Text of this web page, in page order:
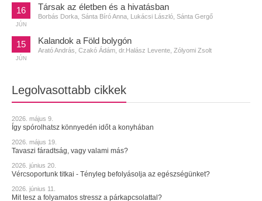
16
JÚN
Társak az életben és a hivatásban
Borbás Dorka, Sánta Bíró Anna, Lukácsi László, Sánta Gergő
15
JÚN
Kalandok a Föld bolygón
Arató András, Czakó Ádám, dr.Halász Levente, Zólyomi Zsolt
Legolvasottabb cikkek
2026. május 9.
Így spórolhatsz könnyedén időt a konyhában
2026. május 19.
Tavaszi fáradtság, vagy valami más?
2026. június 20.
Vércsoportunk titkai - Tényleg befolyásolja az egészségünket?
2026. június 11.
Mit tesz a folyamatos stressz a párkapcsolattal?